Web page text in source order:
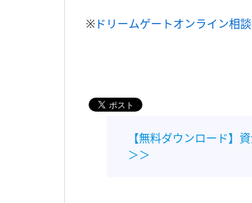
※ドリームゲートオンライン相談
【無料ダウンロード】
＞＞